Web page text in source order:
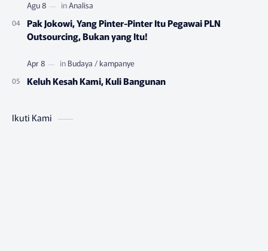
Pak Jokowi, Yang Pinter-Pinter Itu Pegawai PLN
Outsourcing, Bukan yang Itu!
Keluh Kesah Kami, Kuli Bangunan
Ikuti Kami